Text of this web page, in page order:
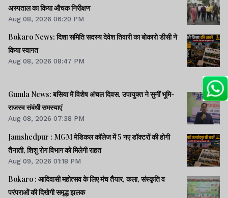
अस्पताल का किया औचक निरीक्षण
Aug 08, 2026 06:20 PM
Bokaro News: दिशा समिति सदस्य देवेश तिवारी का बोकारो डीसी ने
किया स्वागत
Aug 08, 2026 08:47 PM
Gumla News: बसिया में विशेष अंचल दिवस, उपायुक्त ने सुनीं भूमि-
राजस्व संबंधी समस्याएं
Aug 08, 2026 07:38 PM
Jamshedpur : MGM मेडिकल कॉलेज में 5 नए डॉक्टरों की होगी
तैनाती, शिशु रोग विभाग को मिलेगी राहत
Aug 09, 2026 01:18 PM
Bokaro : आदिवासी महोत्सव के लिए मंच तैयार, कला, संस्कृति व
परंपराओं की दिखेगी समृद्ध झलक